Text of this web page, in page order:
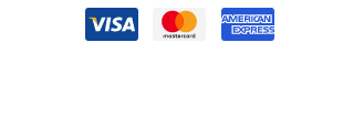
Waldhornmundstück